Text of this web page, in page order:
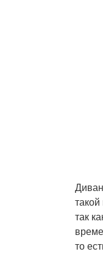
так
то